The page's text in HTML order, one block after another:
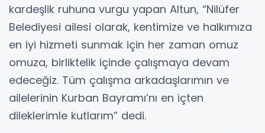
kardeşlik ruhuna vurgu yapan Altun, “Nilüfer
Belediyesi ailesi olarak, kentimize ve halkımıza
en iyi hizmeti sunmak için her zaman omuz
omuza, birliktelik içinde çalışmaya devam
edeceğiz. Tüm çalışma arkadaşlarımın ve
ailelerinin Kurban Bayramı’nı en içten
dileklerimle kutlarım” dedi.